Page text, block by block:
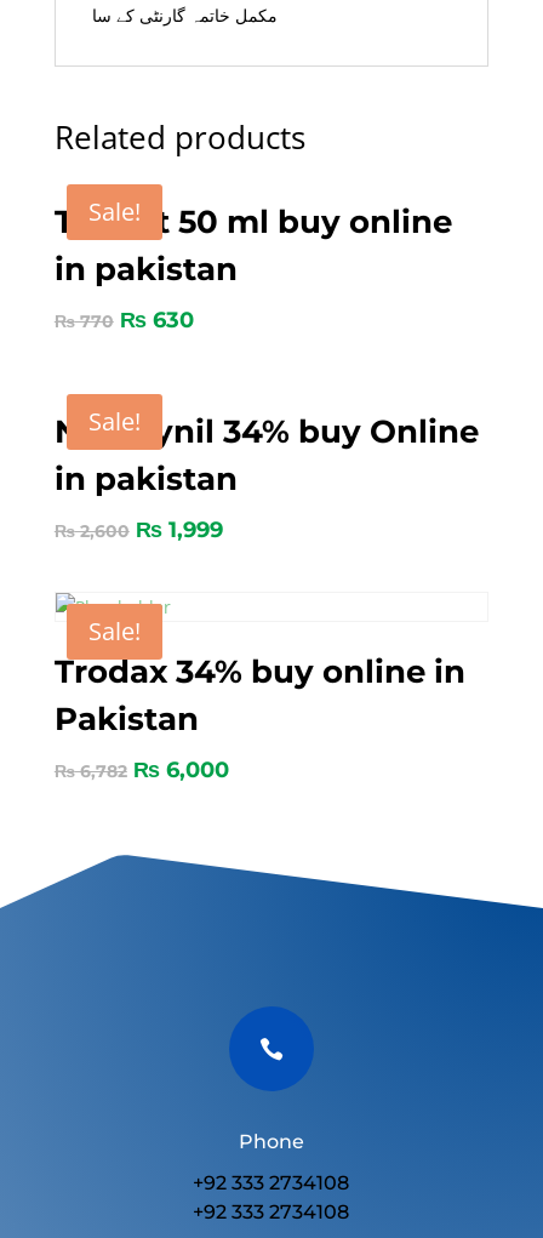
مکمل خاتمہ گارنٹی کے سا
Related products
Sale!
Tygent 50 ml buy online
in pakistan
₨770 ₨630
Sale!
Nitroxynil 34% buy Online
in pakistan
₨2,600 ₨1,999
Sale!
Trodax 34% buy online in
Pakistan
₨6,782 ₨6,000

Phone
+92 333 2734108
+92 333 2734108